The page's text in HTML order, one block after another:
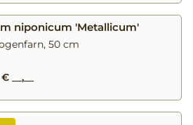
niponicum 'Metallicum'
50 cm
__,__